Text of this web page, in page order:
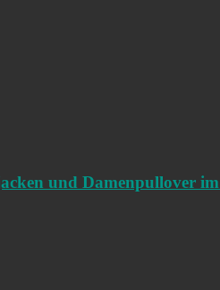
und Damenpullover